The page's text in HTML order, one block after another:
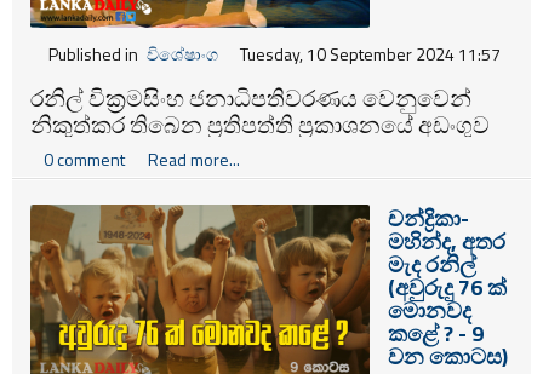
Published in විශේෂාංග Tuesday, 10 September 2024 11:57
රනිල් වික්‍රමසිංහ ජනාධිපතිවරණය වෙනුවෙන්
නිකුත්කර තිබෙන ප්‍රතිපත්ති ප්‍රකාශනයේ අඩංගුව
සම්බන්ධයෙන් ආර්ථික විශේෂඥ ඇඩ්වොකාටා
AdvocataPlus ආයතනයෙහි සභාපති මුර්තසා
ජෙෆර්ජී විසින් සිදු කරන එම විවරණයෙහි සිංහල
පරිවර්තනය. 'ලිබරල් තරුණ ව්‍යාපාරය' සිය වෙබ්
අඩවියෙහි පලකර ඇත. ඒ අනුව එහි සාධනීය
ලක්ෂණ මෙන්ම ඇතැම් කරුණු කෙරෙහි
විවේචනයක්ද ඉදිරිපත් කර තිබේ.
0 comment Read more...
චන්ද්‍රිකා-
මහින්ද, අතර
මැද රනිල්
(අවුරුදු 76 ක්
මොනවද
කළේ ? - 9
වන කොටස)